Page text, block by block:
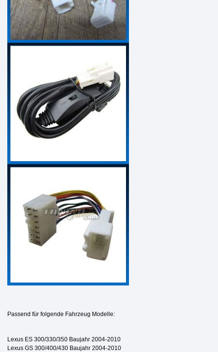
Passend für folgende Fahrzeug Modelle:
Lexus ES 300/330/350 Baujahr 2004-2010
Lexus GS 300/400/430 Baujahr 2004-2010